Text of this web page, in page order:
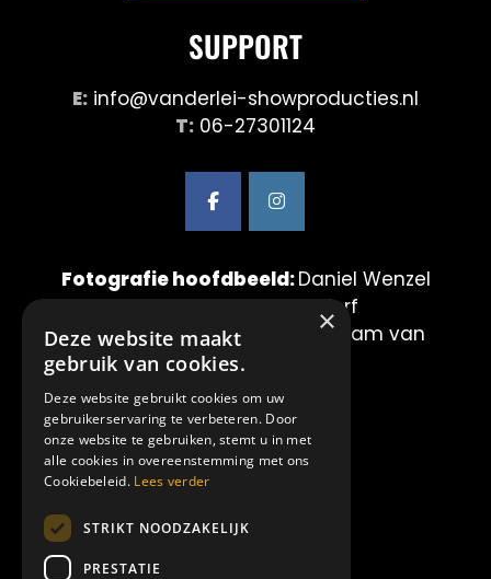
SUPPORT
E: info@vanderlei-showproducties.nl
T: 06-27301124
Fotografie hoofdbeeld:Daniel Wenzel
& Maurice van der Werf
Fotografie showbeelden: Mirjam van
der Lei Fotografie
LINKS:
Amilia
×
Deze website maakt
gebruik van cookies.
Deze website gebruikt cookies om uw
gebruikerservaring te verbeteren. Door
onze website te gebruiken, stemt u in met
alle cookies in overeenstemming met ons
Cookiebeleid. Lees verder
STRIKT NOODZAKELIJK
PRESTATIE